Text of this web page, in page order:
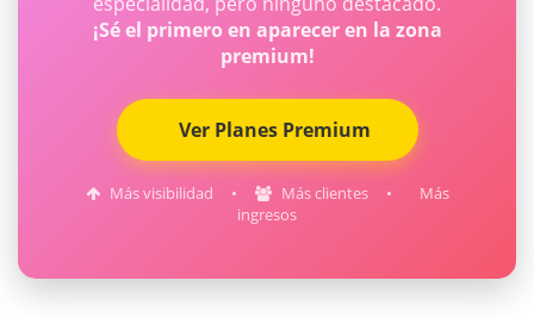
¡Sé el primero en aparecer en la zona
premium!
Ver Planes Premium
Más visibilidad • Más clientes •
Más
ingresos